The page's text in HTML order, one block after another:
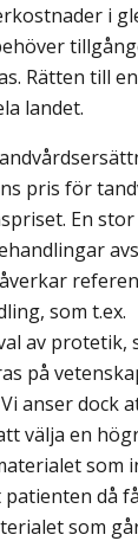
i
Rätten till
landet.
pris för
En stor
som t.ex.
av protetik,
på
anser dock
välja en
som
då
som